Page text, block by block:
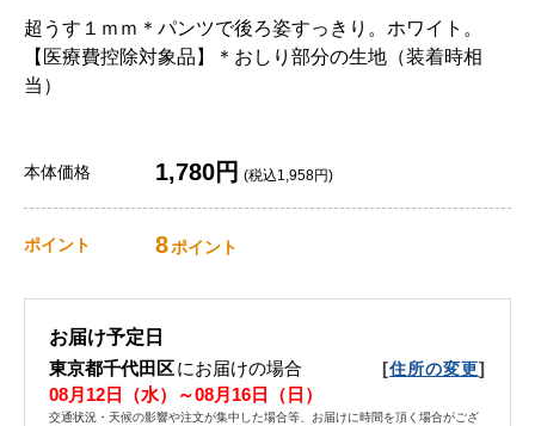
超うす１ｍｍ＊パンツで後ろ姿すっきり。ホワイト。
【医療費控除対象品】＊おしり部分の生地（装着時相
当）
本体価格 1,780円 (税込1,958円)
ポイント 8ポイント
お届け予定日
東京都千代田区にお届けの場合 [住所の変更]
08月12日（水）～08月16日（日）
交通状況・天候の影響や注文が集中した場合等、お届けに時間を頂く場合がござ